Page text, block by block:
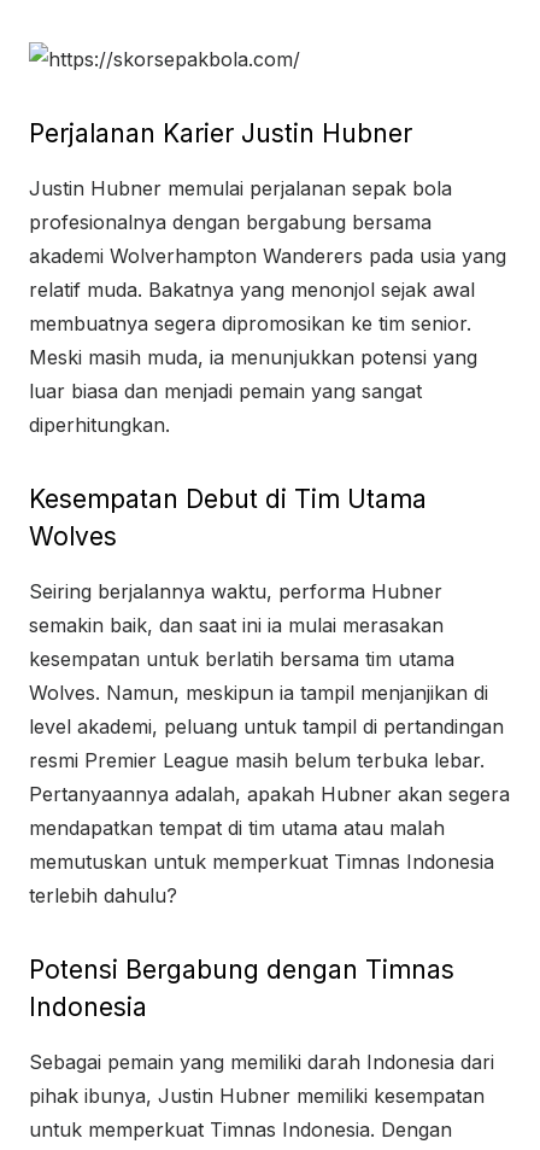
Perjalanan Karier Justin Hubner
Justin Hubner memulai perjalanan sepak bola
profesionalnya dengan bergabung bersama
akademi Wolverhampton Wanderers pada usia yang
relatif muda. Bakatnya yang menonjol sejak awal
membuatnya segera dipromosikan ke tim senior.
Meski masih muda, ia menunjukkan potensi yang
luar biasa dan menjadi pemain yang sangat
diperhitungkan.
Kesempatan Debut di Tim Utama
Wolves
Seiring berjalannya waktu, performa Hubner
semakin baik, dan saat ini ia mulai merasakan
kesempatan untuk berlatih bersama tim utama
Wolves. Namun, meskipun ia tampil menjanjikan di
level akademi, peluang untuk tampil di pertandingan
resmi Premier League masih belum terbuka lebar.
Pertanyaannya adalah, apakah Hubner akan segera
mendapatkan tempat di tim utama atau malah
memutuskan untuk memperkuat Timnas Indonesia
terlebih dahulu?
Potensi Bergabung dengan Timnas
Indonesia
Sebagai pemain yang memiliki darah Indonesia dari
pihak ibunya, Justin Hubner memiliki kesempatan
untuk memperkuat Timnas Indonesia. Dengan